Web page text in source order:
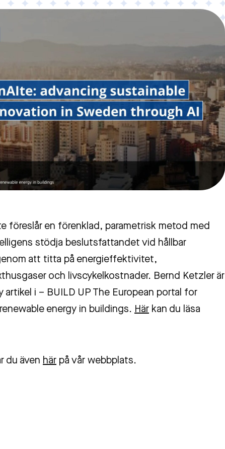
föreslår en förenklad, parametrisk metod med
stödja beslutsfattandet vid hållbar
att titta på energieffektivitet,
och livscykelkostnader. Bernd Ketzler är
i – BUILD UP The European portal for
energy in buildings. Här kan du läsa
du även här på vår webbplats.